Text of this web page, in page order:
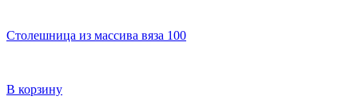
Столешница из массива вяза 100
В корзину